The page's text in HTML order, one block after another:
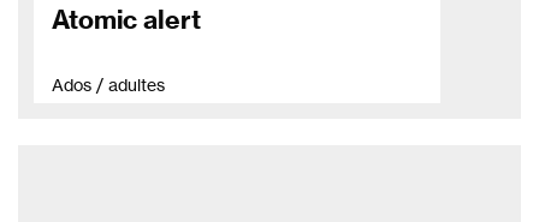
Atomic alert
Ados / adultes